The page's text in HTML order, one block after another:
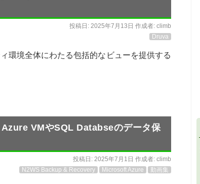
投稿日: 2025年7月13日 作成者: climb
Druva
環境全体にわたる包括的なビューを提供する
VMやSQL Databseのデータ保
投稿日: 2025年7月1日 作成者: climb
N2WS Backup & Recovery
Microsoft Azure 動画集